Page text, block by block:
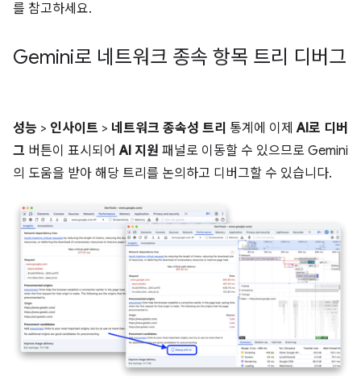
를 참고하세요.
Gemini로 네트워크 종속 항목 트리 디버그
성능 > 인사이트 > 네트워크 종속성 트리 통계에 이제AI로 디버
그 버튼이 표시되어AI 지원 패널로 이동할 수 있으므로 Gemini
의 도움을 받아 해당 트리를 논의하고 디버그할 수 있습니다.